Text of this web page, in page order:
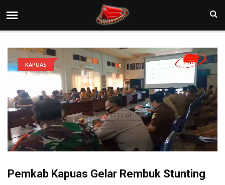
KAPUAS
Pemkab Kapuas Gelar Rembuk Stunting